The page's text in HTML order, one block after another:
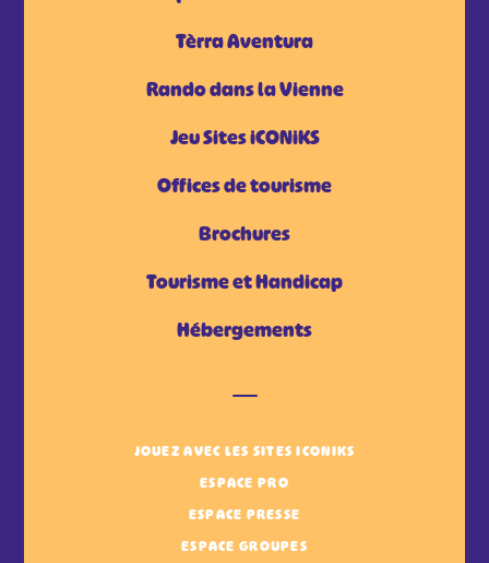
Tèrra Aventura
Rando dans la Vienne
Jeu Sites iCONiKS
Offices de tourisme
Brochures
Tourisme et Handicap
Hébergements
JOUEZ AVEC LES SITES ICONIKS
ESPACE PRO
ESPACE PRESSE
ESPACE GROUPES